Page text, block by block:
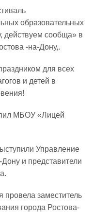
образовательных
действуем сообща» в
-на-Дону,.
для всех
и детей в
МБОУ «Лицей
Управление
и представители
заместитель
города Ростова-